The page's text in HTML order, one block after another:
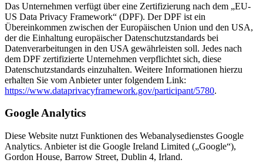
Das Unternehmen verfügt über eine Zertifizierung nach dem „EU-
US Data Privacy Framework“ (DPF). Der DPF ist ein
Übereinkommen zwischen der Europäischen Union und den USA,
der die Einhaltung europäischer Datenschutzstandards bei
Datenverarbeitungen in den USA gewährleisten soll. Jedes nach
dem DPF zertifizierte Unternehmen verpflichtet sich, diese
Datenschutzstandards einzuhalten. Weitere Informationen hierzu
erhalten Sie vom Anbieter unter folgendem Link:
https://www.dataprivacyframework.gov/participant/5780.
Google Analytics
Diese Website nutzt Funktionen des Webanalysedienstes Google
Analytics. Anbieter ist die Google Ireland Limited („Google“),
Gordon House, Barrow Street, Dublin 4, Irland.